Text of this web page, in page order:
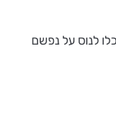
יכלו לנוס על נפשם